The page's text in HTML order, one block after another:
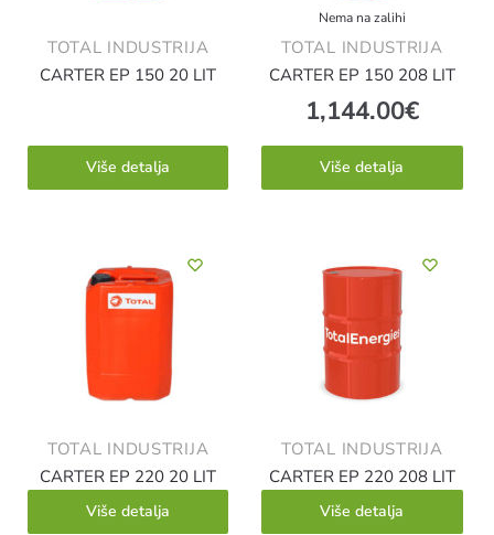
TOTAL INDUSTRIJA
CARTER EP 150 20 LIT
Više detalja
Nema na zalihi
TOTAL INDUSTRIJA
CARTER EP 150 208 LIT
1,144.00€
Više detalja
TOTAL INDUSTRIJA
CARTER EP 220 20 LIT
Više detalja
TOTAL INDUSTRIJA
CARTER EP 220 208 LIT
Više detalja